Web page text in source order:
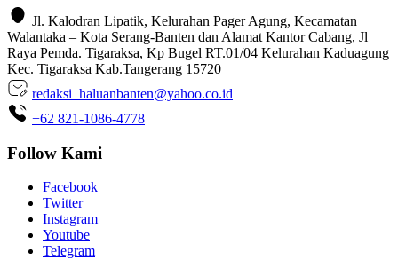
Jl. Kalodran Lipatik, Kelurahan Pager Agung, Kecamatan
Walantaka – Kota Serang-Banten dan Alamat Kantor Cabang, Jl
Raya Pemda. Tigaraksa, Kp Bugel RT.01/04 Kelurahan Kaduagung
Kec. Tigaraksa Kab.Tangerang 15720
redaksi_haluanbanten@yahoo.co.id
+62 821-1086-4778
Follow Kami
Facebook
Twitter
Instagram
Youtube
Telegram